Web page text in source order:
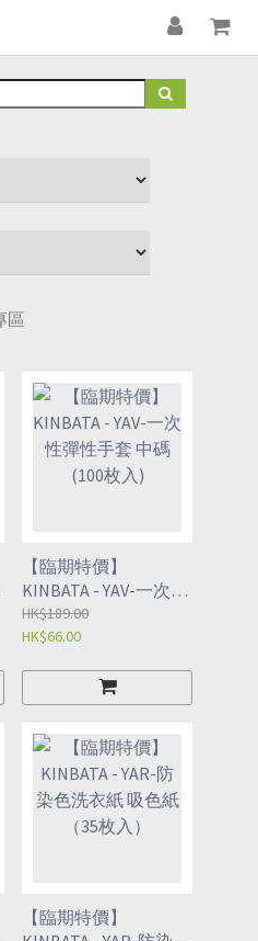
區
【臨期特價】
KINBATA - YAV-一次性
彈性手套 中碼(100枚
入)
HK$189.00
HK$66.00
【臨期特價】